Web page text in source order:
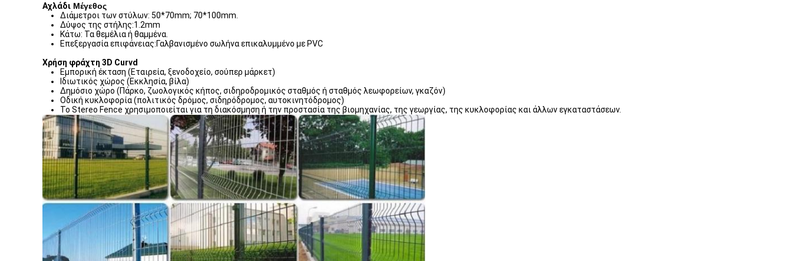
Αχλάδι Μέγεθος
Διάμετροι των στύλων: 50*70mm; 70*100mm.
Δύψος της στήλης:1.2mm
Κάτω: Τα θεμέλια ή θαμμένα.
Επεξεργασία επιφάνειας:Γαλβανισμένο σωλήνα επικαλυμμένο με PVC
Χρήση φράχτη 3D Curvd
Εμπορική έκταση (Εταιρεία, ξενοδοχείο, σούπερ μάρκετ)
Ιδιωτικός χώρος (Εκκλησία, βίλα)
Δημόσιο χώρο (Πάρκο, ζωολογικός κήπος, σιδηροδρομικός σταθμός ή σταθμός λεωφορείων, γκαζόν)
Οδική κυκλοφορία (πολιτικός δρόμος, σιδηρόδρομος, αυτοκινητόδρομος)
Το Stereo Fence χρησιμοποιείται για τη διακόσμηση ή την προστασία της βιομηχανίας, της γεωργίας, της κυκλοφορίας και άλλων εγκαταστάσεων.